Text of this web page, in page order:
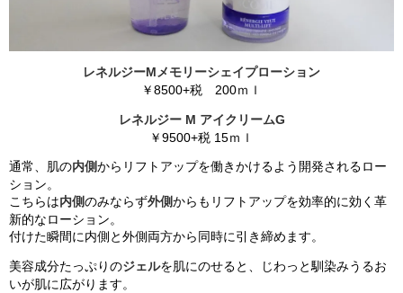
レネルジーMメモリーシェイプローション
￥8500+税 200ｍｌ
レネルジー M アイクリームG
￥9500+税 15ｍｌ
通常、肌の内側からリフトアップを働きかけるよう開発されるロー
ション。
こちらは内側のみならず外側からもリフトアップを効率的に効く革
新的なローション。
付けた瞬間に内側と外側両方から同時に引き締めます。
美容成分たっぷりのジェルを肌にのせると、じわっと馴染みうるお
いが肌に広がります。